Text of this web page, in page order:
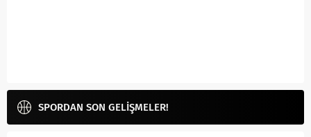
SPORDAN SON GELİŞMELER!